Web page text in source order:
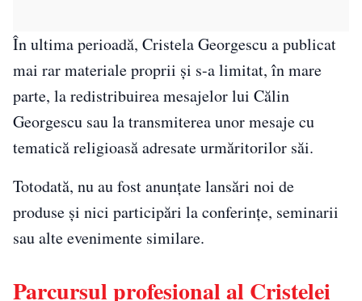
În ultima perioadă, Cristela Georgescu a publicat
mai rar materiale proprii și s-a limitat, în mare
parte, la redistribuirea mesajelor lui Călin
Georgescu sau la transmiterea unor mesaje cu
tematică religioasă adresate urmăritorilor săi.
Totodată, nu au fost anunțate lansări noi de
produse și nici participări la conferințe, seminarii
sau alte evenimente similare.
Parcursul profesional al Cristelei